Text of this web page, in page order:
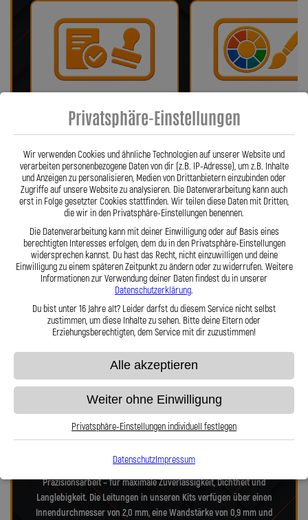
Bei uns erhalten Sie eine ABE oder
ein Teilegutachten (falls
notwendig)!
verschiedenen Farben!
Fragen? Unser Team ist täglich per
Telefon oder Mail für Sie da.
Einfache Montage dank
Präzision in Zahlen: Unsere technischen
Highlights
Unsere Stahlflex-Verdeckleitungs-Kits für VW Golf 1K Golf Cabriolet 1.4
TSI wurden speziell für die hohen Anforderungen moderner- und alter-
Luftfahrtnorm, hochfeste Edelstahlanschlüsse und deutsche
Präzisionsarbeit – für maximale Zuverlässigkeit, Dichtheit und
Langlebigkeit. Die Leitungen in unseren Kits verfügen über einen
Innendurchmesser von 2,0 mm, eine Wandstärke von 0,9 mm und
Privatsphäre-Einstellungen
Wir verwenden Cookies und ähnliche Technologien auf unserer Website und
verarbeiten personenbezogene Daten von dir (z.B. IP-Adresse), um z.B. Inhalte
und Anzeigen zu personalisieren, Medien von Drittanbietern einzubinden oder
Zugriffe auf unsere Website zu analysieren. Die Datenverarbeitung kann auch
erst in Folge gesetzter Cookies stattfinden. Wir teilen diese Daten mit Dritten,
die wir in den Privatsphäre-Einstellungen benennen.
Die Datenverarbeitung kann mit deiner Einwilligung oder auf Basis eines
berechtigten Interesses erfolgen, dem du in den Privatsphäre-Einstellungen
widersprechen kannst. Du hast das Recht, nicht einzuwilligen und deine
Einwilligung zu einem späteren Zeitpunkt zu ändern oder zu widerrufen. Weitere
Informationen zur Verwendung deiner Daten findest du in unserer
Datenschutzerklärung.
Du bist unter 16 Jahre alt? Leider darfst du diesem Service nicht selbst
zustimmen, um diese Inhalte zu sehen. Bitte deine Eltern oder
Erziehungsberechtigten, dem Service mit dir zuzustimmen!
Alle akzeptieren
Weiter ohne Einwilligung
Privatsphäre-Einstellungen individuell festlegen
DatenschutzImpressum